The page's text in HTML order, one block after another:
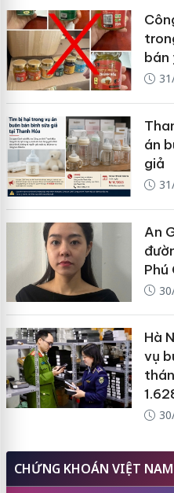
bán
án
giả
An
Phú
Hà
vụ
CHỨNG KHOÁN VIỆT NAM